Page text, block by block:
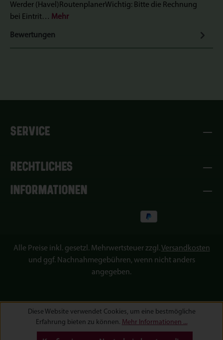
Werder (Havel)RoutenplanerWichtig: Bitte die Rechnung
bei Eintrit… Mehr
Bewertungen
SERVICE
RECHTLICHES
INFORMATIONEN
Alle Preise inkl. gesetzl. Mehrwertsteuer zzgl. Versandkosten
und ggf. Nachnahmegebühren, wenn nicht anders
angegeben.
Diese Website verwendet Cookies, um eine bestmögliche
Erfahrung bieten zu können. Mehr Informationen ...